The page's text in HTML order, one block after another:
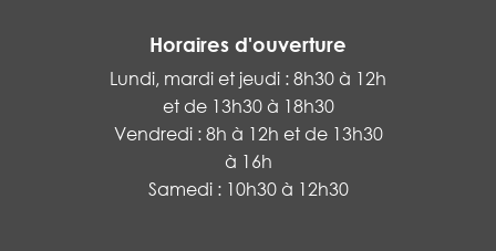
Horaires d'ouverture
Lundi, mardi et jeudi : 8h30 à 12h
et de 13h30 à 18h30
Vendredi : 8h à 12h et de 13h30
à 16h
Samedi : 10h30 à 12h30